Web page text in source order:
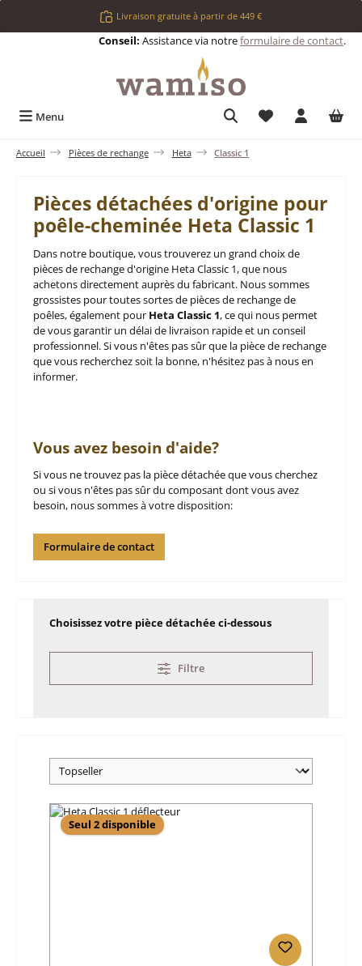
Passer au contenu principalLivraison gratuite à partir de 449 €
Conseil: Assistance via notreformulaire de contact.
Menu Vous avez 0
Accueil Pièces de rechange Heta Classic 1
Pièces détachées d'origine pour
poêle-cheminée Heta Classic 1
Dans notre boutique, vous trouverez un grand choix de
pièces de rechange d'origine Heta Classic 1, que nous
achetons directement auprès du fabricant. Nous sommes
grossistes pour toutes sortes de pièces de rechange de
poêles, également pour Heta Classic 1, ce qui nous permet
de vous garantir un délai de livraison rapide et un conseil
professionnel. Si vous n'êtes pas sûr que la pièce de rechange
que vous recherchez soit la bonne, n'hésitez pas à nous en
informer.
Vous avez besoin d'aide?
Si vous ne trouvez pas la pièce détachée que vous cherchez
ou si vous n'êtes pas sûr du composant dont vous avez
besoin, nous sommes à votre disposition:
Formulaire de contact
Choisissez votre pièce détachée ci-dessous
Filtre
Seul 2 disponible